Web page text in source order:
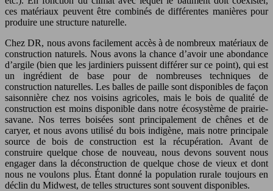
ces matériaux peuvent être combinés de différentes manières pour
produire une structure naturelle.
Chez DR, nous avons facilement accès à de nombreux matériaux de
construction naturels. Nous avons la chance d’avoir une abondance
d’argile (bien que les jardiniers puissent différer sur ce point), qui est
un ingrédient de base pour de nombreuses techniques de
construction naturelles. Les balles de paille sont disponibles de façon
saisonnière chez nos voisins agricoles, mais le bois de qualité de
construction est moins disponible dans notre écosystème de prairie-
savane. Nos terres boisées sont principalement de chênes et de
caryer, et nous avons utilisé du bois indigène, mais notre principale
source de bois de construction est la récupération. Avant de
construire quelque chose de nouveau, nous devons souvent nous
engager dans la déconstruction de quelque chose de vieux et dont
nous ne voulons plus. Étant donné la population rurale toujours en
déclin du Midwest, de telles structures sont souvent disponibles.